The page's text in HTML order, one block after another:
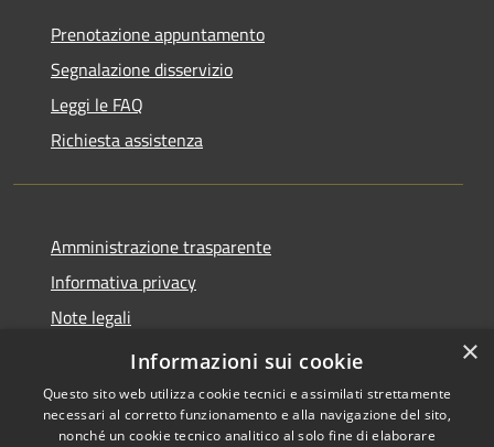
Prenotazione appuntamento
Segnalazione disservizio
Leggi le FAQ
Richiesta assistenza
Amministrazione trasparente
Informativa privacy
Note legali
Dichiarazione di accessibilità
×
Informazioni sui cookie
Questo sito web utilizza cookie tecnici e assimilati strettamente
necessari al corretto funzionamento e alla navigazione del sito,
nonché un cookie tecnico analitico al solo fine di elaborare